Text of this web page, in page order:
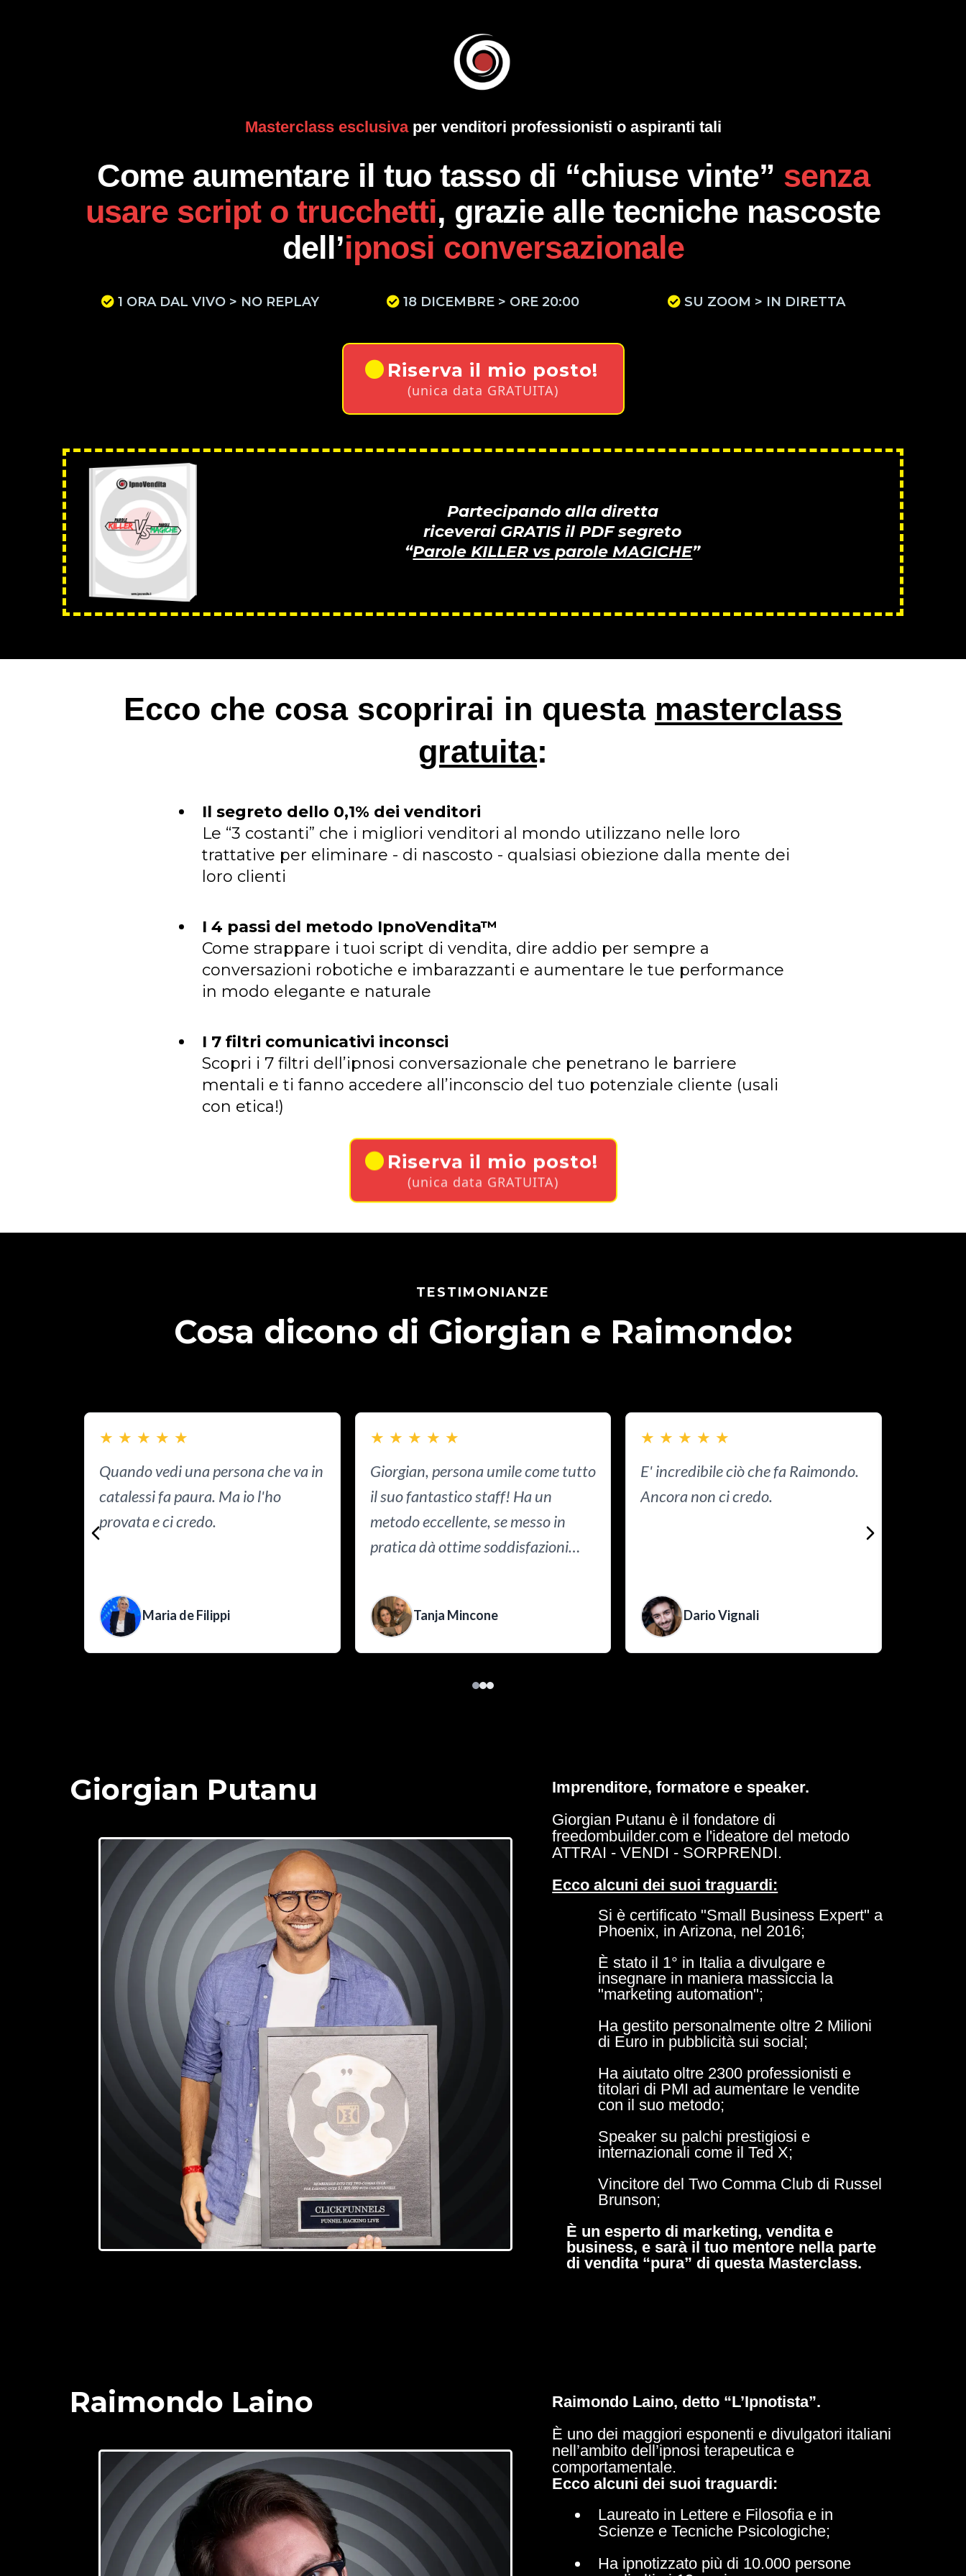
Masterclass esclusiva per venditori professionisti o aspiranti tali
Come aumentare il tuo tasso di “chiuse vinte” senza
usare script o trucchetti, grazie alle tecniche nascoste
dell’ipnosi conversazionale
1 ORA DAL VIVO > NO REPLAY 18 DICEMBRE > ORE 20:00 SU ZOOM > IN DIRETTA
Riserva il mio posto!
(unica data GRATUITA)
Partecipando alla diretta
riceverai GRATIS il PDF segreto
“Parole KILLER vs parole MAGICHE”
Ecco che cosa scoprirai in questa masterclass
gratuita:
Il segreto dello 0,1% dei venditori
Le “3 costanti” che i migliori venditori al mondo utilizzano nelle loro
trattative per eliminare - di nascosto - qualsiasi obiezione dalla mente dei
loro clienti
I 4 passi del metodo IpnoVendita™
Come strappare i tuoi script di vendita, dire addio per sempre a
conversazioni robotiche e imbarazzanti e aumentare le tue performance
in modo elegante e naturale
I 7 filtri comunicativi inconsci
Scopri i 7 filtri dell’ipnosi conversazionale che penetrano le barriere
mentali e ti fanno accedere all’inconscio del tuo potenziale cliente (usali
con etica!)
Riserva il mio posto!
(unica data GRATUITA)
TESTIMONIANZE
Cosa dicono di Giorgian e Raimondo:
★ ★ ★ ★ ★
Quando vedi una persona che va in
catalessi fa paura. Ma io l'ho
provata e ci credo.
Maria de Filippi
★ ★ ★ ★ ★
Giorgian, persona umile come tutto
il suo fantastico staff! Ha un
metodo eccellente, se messo in
pratica dà ottime soddisfazioni
tutti
Tanja Mincone
★ ★ ★ ★ ★
E' incredibile ciò che fa Raimondo.
Ancora non ci credo.
Dario Vignali
Giorgian Putanu
Imprenditore, formatore e speaker.
Giorgian Putanu è il fondatore di
freedombuilder.com e l'ideatore del metodo
ATTRAI - VENDI - SORPRENDI.
Ecco alcuni dei suoi traguardi:
Si è certificato "Small Business Expert" a
Phoenix, in Arizona, nel 2016;
È stato il 1° in Italia a divulgare e
insegnare in maniera massiccia la
"marketing automation";
Ha gestito personalmente oltre 2 Milioni
di Euro in pubblicità sui social;
Ha aiutato oltre 2300 professionisti e
titolari di PMI ad aumentare le vendite
con il suo metodo;
Speaker su palchi prestigiosi e
internazionali come il Ted X;
Vincitore del Two Comma Club di Russel
Brunson;
È un esperto di marketing, vendita e
business, e sarà il tuo mentore nella parte
di vendita “pura” di questa Masterclass.
Raimondo Laino
Raimondo Laino, detto “L’Ipnotista”.
È uno dei maggiori esponenti e divulgatori italiani
nell’ambito dell’ipnosi terapeutica e
comportamentale.
Ecco alcuni dei suoi traguardi:
Laureato in Lettere e Filosofia e in
Scienze e Tecniche Psicologiche;
Ha ipnotizzato più di 10.000 persone